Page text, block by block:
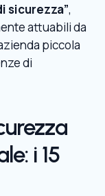
sicurezza”,
attuabili da
piccola
di
i 15